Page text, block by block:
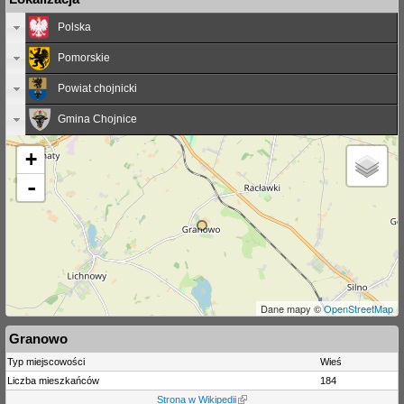
Polska
Pomorskie
Powiat chojnicki
Gmina Chojnice
+
-
Dane mapy ©OpenStreetMap
Granowo
Typ miejscowości
Wieś
Liczba mieszkańców
184
Strona w Wikipedii